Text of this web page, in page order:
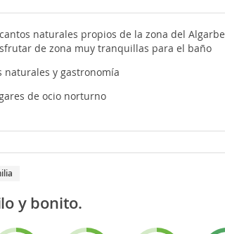
naturales propios de la zona del
de zona muy tranquillas para el baño
naturales y gastronomía
de ocio norturno
y bonito.